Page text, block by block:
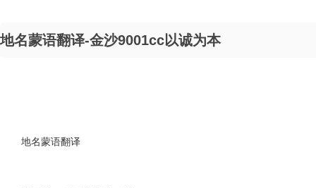
地名蒙语翻译-金沙9001cc以诚为本
地名蒙语翻译